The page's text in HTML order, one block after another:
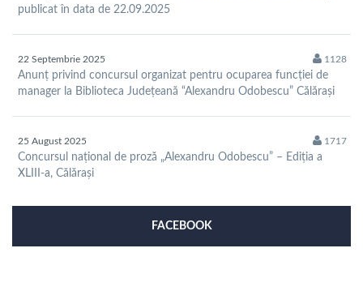
publicat în data de 22.09.2025
22 Septembrie 2025 1128
Anunț privind concursul organizat pentru ocuparea funcției de
manager la Biblioteca Județeană “Alexandru Odobescu” Călărași
25 August 2025 1717
Concursul național de proză „Alexandru Odobescu” – Ediția a
XLIII-a, Călărași
FACEBOOK